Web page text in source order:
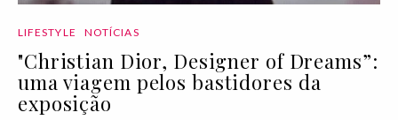
LIFESTYLE NOTÍCIAS
"Christian Dior, Designer of Dreams”:
uma viagem pelos bastidores da
exposição